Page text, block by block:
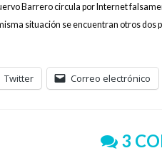
Barrero circula por Internet
situación se encuentran otros dos
Twitter Correo electrónico
3